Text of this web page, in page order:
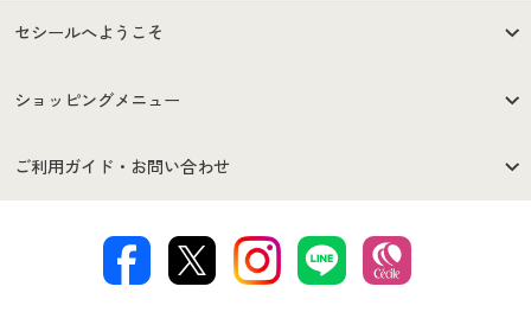
セシールへようこそ
はじめての方へ
セシールご利用規約
著作権・商標について 会社案内
ショッピングメニュー
商品カテゴリ
ご利用ガイド・お問い合わせ
交換・返品は お支払は